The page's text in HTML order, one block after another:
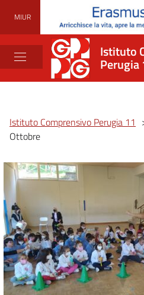
MIUR
Istituto
Perugia
Istituto Comprensivo Perugia 11
Ottobre